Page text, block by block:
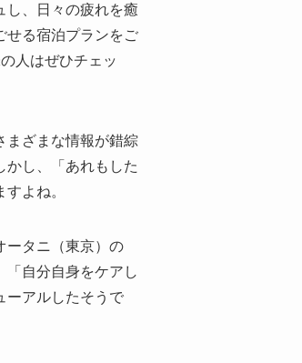
、日々の疲れを癒
せる宿泊プランをご
人はぜひチェッ
まざまな情報が錯綜
かし、「あれもした
よね。
ータニ（東京）の
「自分自身をケアし
ーアルしたそうで